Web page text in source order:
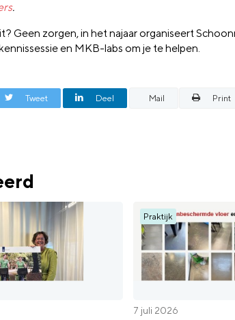
.
Geen zorgen, in het najaar organiseert
en MKB-labs om je te helpen.
Tweet Deel Mail Print
Praktijk
7 juli 2026